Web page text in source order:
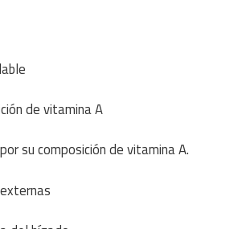
de vitamina A
su composición de vitamina A.